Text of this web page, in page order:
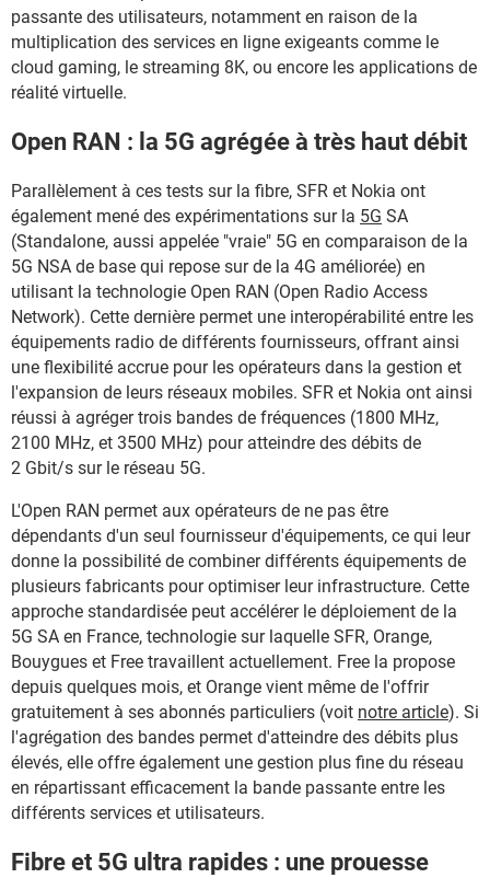
passante des utilisateurs, notamment en raison de la
multiplication des services en ligne exigeants comme le
cloud gaming, le streaming 8K, ou encore les applications de
réalité virtuelle.
Open RAN : la 5G agrégée à très haut débit
Parallèlement à ces tests sur la fibre, SFR et Nokia ont
également mené des expérimentations sur la 5G SA
(Standalone, aussi appelée "vraie" 5G en comparaison de la
5G NSA de base qui repose sur de la 4G améliorée) en
utilisant la technologie Open RAN (Open Radio Access
Network). Cette dernière permet une interopérabilité entre les
équipements radio de différents fournisseurs, offrant ainsi
une flexibilité accrue pour les opérateurs dans la gestion et
l'expansion de leurs réseaux mobiles. SFR et Nokia ont ainsi
réussi à agréger trois bandes de fréquences (1800 MHz,
2100 MHz, et 3500 MHz) pour atteindre des débits de
2 Gbit/s sur le réseau 5G.
L'Open RAN permet aux opérateurs de ne pas être
dépendants d'un seul fournisseur d'équipements, ce qui leur
donne la possibilité de combiner différents équipements de
plusieurs fabricants pour optimiser leur infrastructure. Cette
approche standardisée peut accélérer le déploiement de la
5G SA en France, technologie sur laquelle SFR, Orange,
Bouygues et Free travaillent actuellement. Free la propose
depuis quelques mois, et Orange vient même de l'offrir
gratuitement à ses abonnés particuliers (voit notre article). Si
l'agrégation des bandes permet d'atteindre des débits plus
élevés, elle offre également une gestion plus fine du réseau
en répartissant efficacement la bande passante entre les
différents services et utilisateurs.
Fibre et 5G ultra rapides : une prouesse